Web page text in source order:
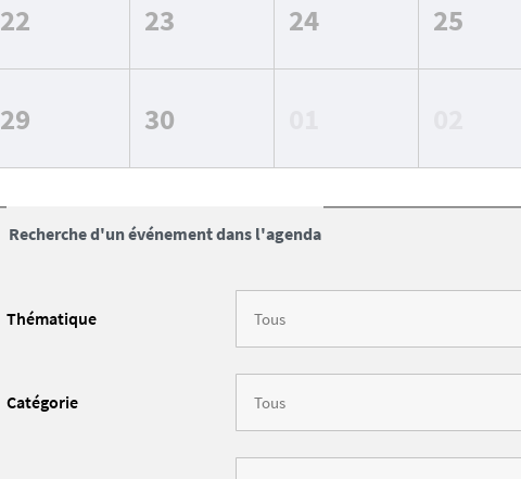
22 23 24 25
29 30
Recherche d'un événement dans l'agenda
Thématique
Catégorie